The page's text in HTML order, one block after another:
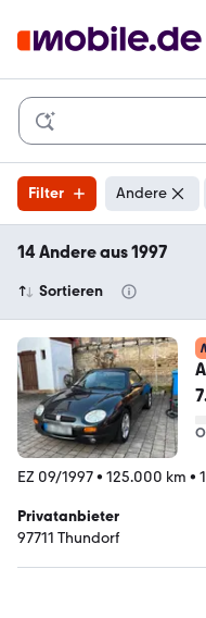
Filter Andere
14 Andere aus 1997
Sortieren
EZ 09/1997• 125.000 km •
Privatanbieter
97711 Thundorf